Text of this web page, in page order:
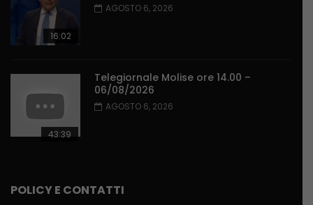
16:02
AGOSTO 6, 2026
43:39
Telegiornale Molise ore 14.00 –
06/08/2026
AGOSTO 6, 2026
POLICY E CONTATTI